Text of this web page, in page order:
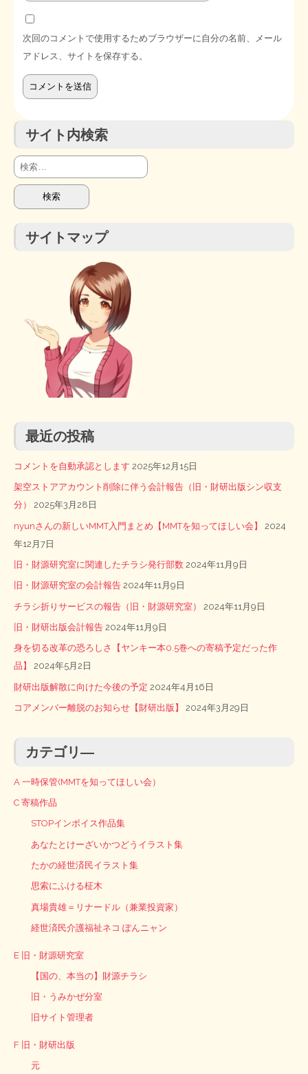
次回のコメントで使用するためブラウザーに自分の名前、メール
アドレス、サイトを保存する。
サイト内検索
検
索:
サイトマップ
最近の投稿
コメントを自動承認とします 2025年12月15日
架空ストアアカウント削除に伴う会計報告（旧・財研出版シン収支
分）
2025年3月28日
nyunさんの新しいMMT入門まとめ【MMTを知ってほしい会】
2024
年12月7日
旧・財源研究室に関連したチラシ発行部数 2024年11月9日
旧・財源研究室の会計報告 2024年11月9日
チラシ折りサービスの報告（旧・財源研究室） 2024年11月9日
旧・財研出版会計報告 2024年11月9日
身を切る改革の恐ろしさ【ヤンキー本0.5巻への寄稿予定だった作
品】
2024年5月2日
財研出版解散に向けた今後の予定 2024年4月16日
コアメンバー離脱のお知らせ【財研出版】 2024年3月29日
カテゴリ―
A 一時保管(MMTを知ってほしい会）
C 寄稿作品
STOPインボイス作品集
あなたとけーざいかつどうイラスト集
たかの経世済民イラスト集
思索にふける柾木
真場貴雄＝リナードル（兼業投資家）
経世済民介護福祉ネコ ぽんニャン
E 旧・財源研究室
【国の、本当の】財源チラシ
旧・うみかぜ分室
旧サイト管理者
F 旧・財研出版
元